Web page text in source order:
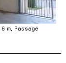
m, Passage